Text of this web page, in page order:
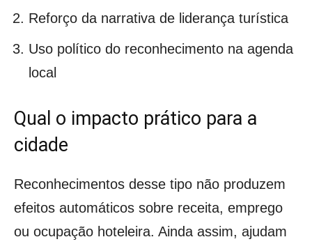
Reforço da narrativa de liderança turística
Uso político do reconhecimento na agenda
local
Qual o impacto prático para a
cidade
Reconhecimentos desse tipo não produzem
efeitos automáticos sobre receita, emprego
ou ocupação hoteleira. Ainda assim, ajudam